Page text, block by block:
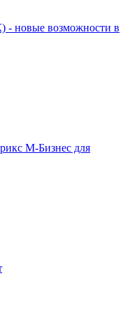
- новые возможности в
М-Бизнес для